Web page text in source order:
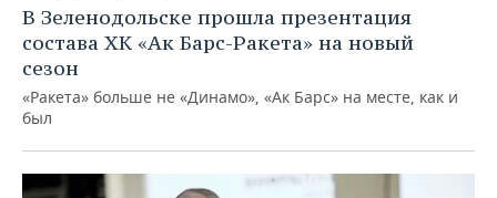
В Зеленодольске прошла презентация
состава ХК «Ак Барс-Ракета» на новый
сезон
«Ракета» больше не «Динамо», «Ак Барс» на месте, как и
был